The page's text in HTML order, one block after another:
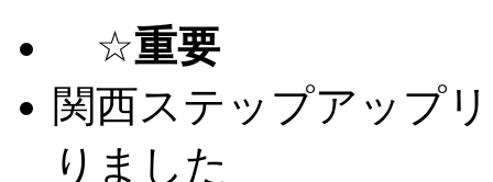
☆重要
関西ステップアップ
りました